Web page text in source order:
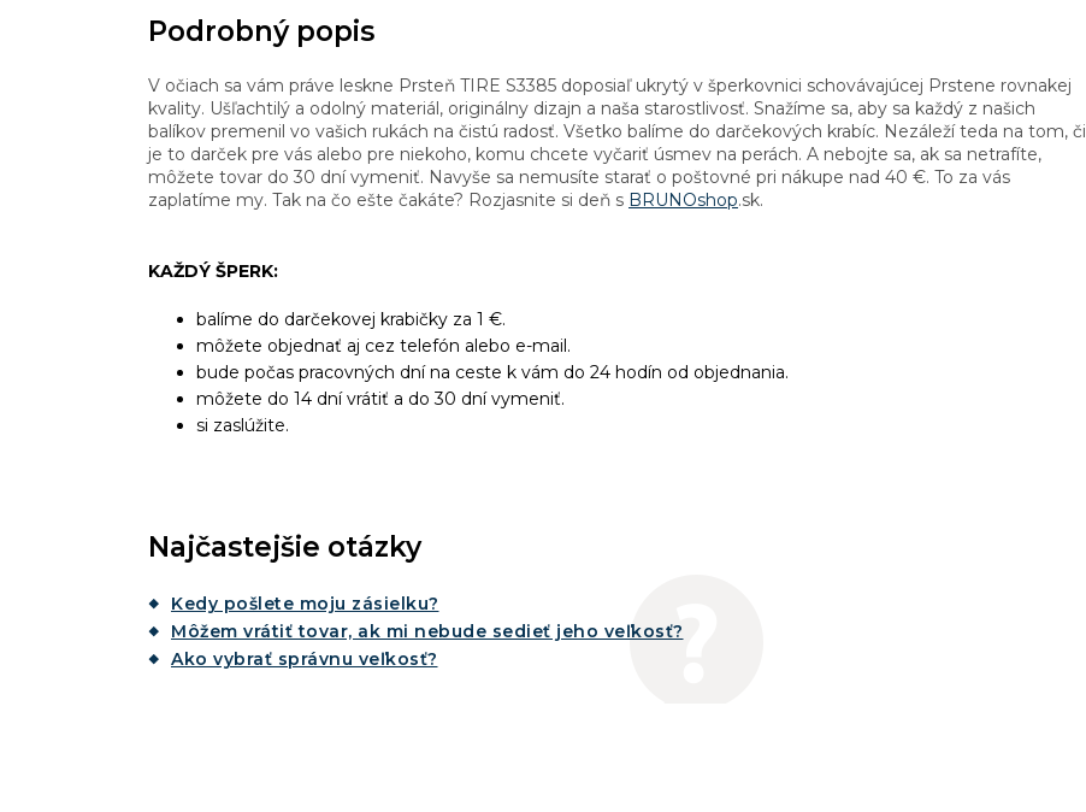
Podrobný popis
V očiach sa vám práve leskne Prsteň TIRE S3385 doposiaľ ukrytý v šperkovnici schovávajúcej Prstene rovnakej
kvality. Ušľachtilý a odolný materiál, originálny dizajn a naša starostlivosť. Snažíme sa, aby sa každý z našich
balíkov premenil vo vašich rukách na čistú radosť. Všetko balíme do darčekových krabíc. Nezáleží teda na tom, či
je to darček pre vás alebo pre niekoho, komu chcete vyčariť úsmev na perách. A nebojte sa, ak sa netrafíte,
môžete tovar do 30 dní vymeniť. Navyše sa nemusíte starať o poštovné pri nákupe nad 40 €. To za vás
zaplatíme my. Tak na čo ešte čakáte? Rozjasnite si deň s BRUNOshop.sk.
KAŽDÝ ŠPERK:
balíme do darčekovej krabičky za 1 €.
môžete objednať aj cez telefón alebo e-mail.
bude počas pracovných dní na ceste k vám do 24 hodín od objednania.
môžete do 14 dní vrátiť a do 30 dní vymeniť.
si zaslúžite.
Najčastejšie otázky
Kedy pošlete moju zásielku?
Môžem vrátiť tovar, ak mi nebude sedieť jeho veľkosť?
Ako vybrať správnu veľkosť?